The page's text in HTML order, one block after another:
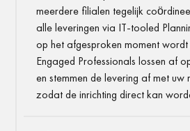
meerdere filialen tegelijk
alle leveringen via IT-tooled
op het afgesproken moment
Engaged Professionals lossen af
en stemmen de levering af met uw
zodat de inrichting direct kan